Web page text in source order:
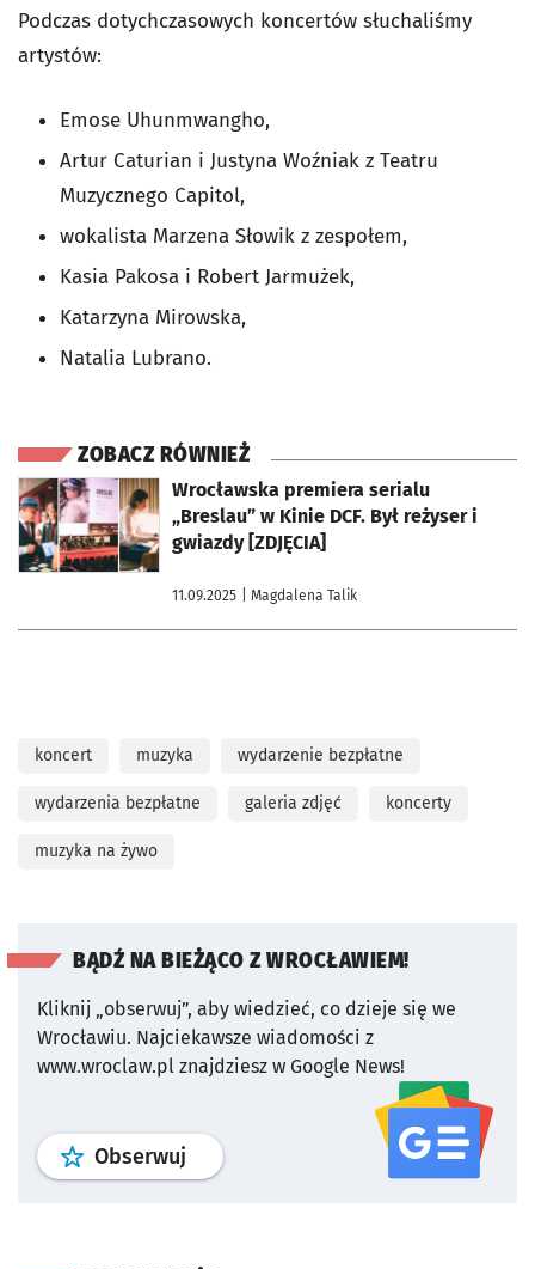
Podczas dotychczasowych koncertów słuchaliśmy
artystów:
Emose Uhunmwangho,
Artur Caturian i Justyna Woźniak z Teatru
Muzycznego Capitol,
wokalista Marzena Słowik z zespołem,
Kasia Pakosa i Robert Jarmużek,
Katarzyna Mirowska,
Natalia Lubrano.
ZOBACZ RÓWNIEŻ
Wrocławska premiera serialu
„Breslau” w Kinie DCF. Był reżyser i
gwiazdy [ZDJĘCIA]
11.09.2025 | Magdalena Talik
otworzy się w nowej karcie
koncert muzyka wydarzenie bezpłatne
wydarzenia bezpłatne galeria zdjęć koncerty
muzyka na żywo
BĄDŹ NA BIEŻĄCO Z WROCŁAWIEM!
Kliknij „obserwuj”, aby wiedzieć, co dzieje się we
Wrocławiu. Najciekawsze wiadomości z
www.wroclaw.pl znajdziesz w Google News!
Obserwuj profil serwisu